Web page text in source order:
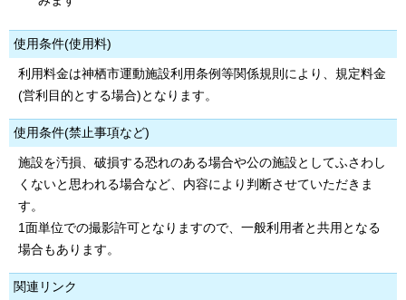
使用条件(使用料)
利用料金は神栖市運動施設利用条例等関係規則により、規定料金
(営利目的とする場合)となります。
使用条件(禁止事項など)
施設を汚損、破損する恐れのある場合や公の施設としてふさわし
くないと思われる場合など、内容により判断させていただきま
す。
1面単位での撮影許可となりますので、一般利用者と共用となる
場合もあります。
関連リンク